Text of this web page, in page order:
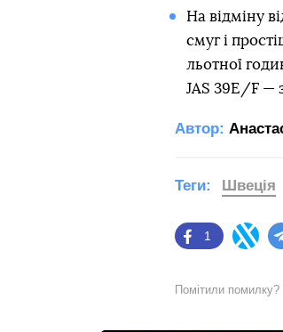
На відміну
смуг і
льотної
JAS 39E/F —
Автор:
Facebook
1
Теги: Швеція
Помітили помилку?